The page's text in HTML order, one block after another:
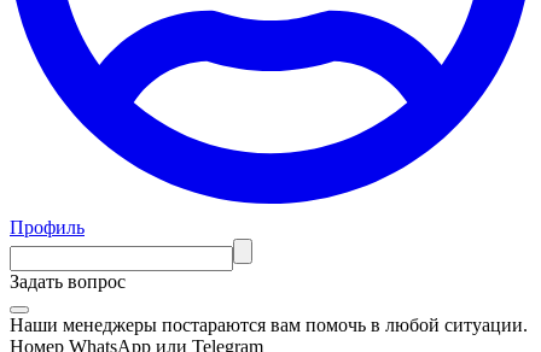
Профиль
Задать вопрос
Наши менеджеры постараются вам помочь в любой ситуации.
Номер WhatsApp или Telegram